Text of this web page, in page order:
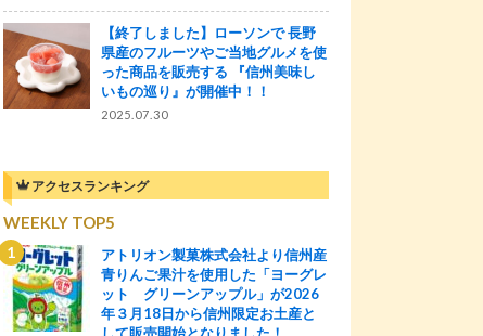
【終了しました】ローソンで 長野
県産のフルーツやご当地グルメを使
った商品を販売する 『信州美味し
いもの巡り』が開催中！！
2025.07.30
アクセスランキング
WEEKLY TOP5
アトリオン製菓株式会社より信州産
青りんご果汁を使用した「ヨーグレ
ット グリーンアップル」が2026
年３月18日から信州限定お土産と
して販売開始となりました！